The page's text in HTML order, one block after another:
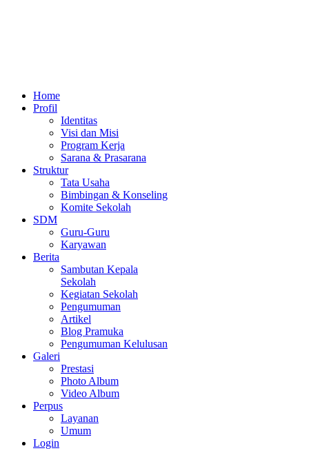
Home
Profil
Identitas
Visi dan Misi
Program Kerja
Sarana & Prasarana
Struktur
Tata Usaha
Bimbingan & Konseling
Komite Sekolah
SDM
Guru-Guru
Karyawan
Berita
Sambutan Kepala
Sekolah
Kegiatan Sekolah
Pengumuman
Artikel
Blog Pramuka
Pengumuman Kelulusan
Galeri
Prestasi
Photo Album
Video Album
Perpus
Layanan
Umum
Login